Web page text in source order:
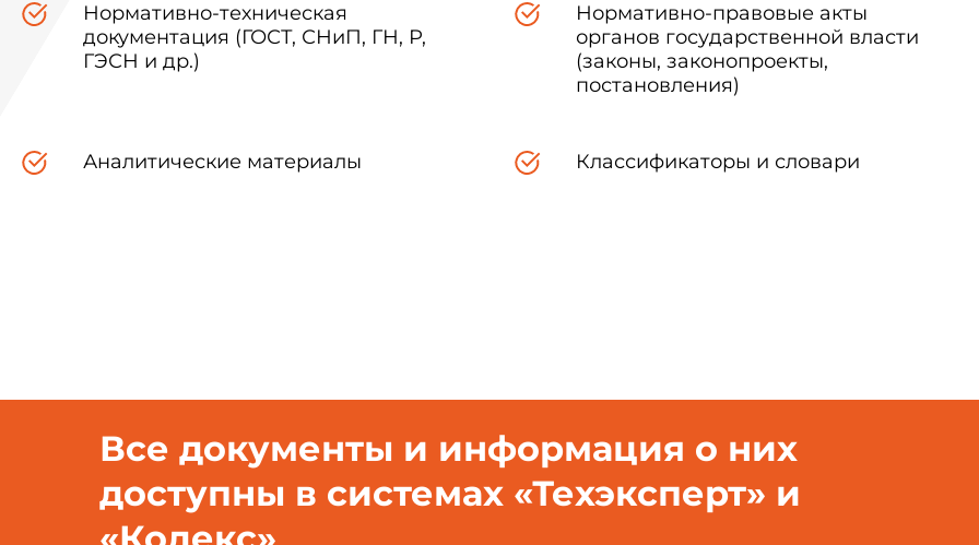
Нормативно-техническая
документация (ГОСТ, СНиП, ГН, Р,
ГЭСН и др.)
Нормативно-правовые акты
органов государственной власти
(законы, законопроекты,
постановления)
Аналитические материалы Классификаторы и словари
Все документы и информация о них
доступны в системах «Техэксперт» и